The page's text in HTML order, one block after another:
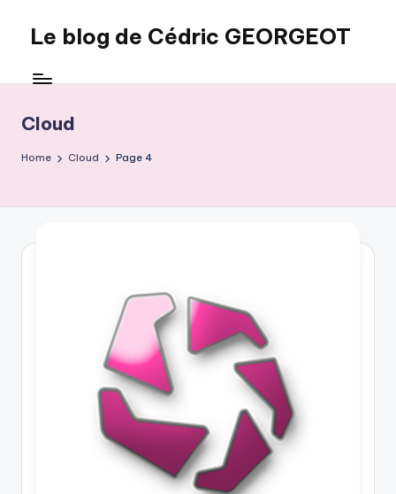
content
Le blog de Cédric GEORGEOT
Cloud
Home Cloud Page 4